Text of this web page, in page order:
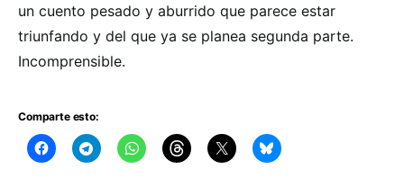
un cuento pesado y aburrido que parece estar
triunfando y del que ya se planea segunda parte.
Incomprensible.
Comparte esto: